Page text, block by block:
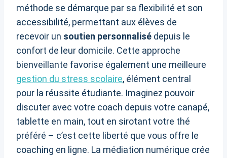
méthode se démarque par sa flexibilité et son
accessibilité, permettant aux élèves de
recevoir un soutien personnalisé depuis le
confort de leur domicile. Cette approche
bienveillante favorise également une meilleure
gestion du stress scolaire, élément central
pour la réussite étudiante. Imaginez pouvoir
discuter avec votre coach depuis votre canapé,
tablette en main, tout en sirotant votre thé
préféré – c’est cette liberté que vous offre le
coaching en ligne. La médiation numérique crée